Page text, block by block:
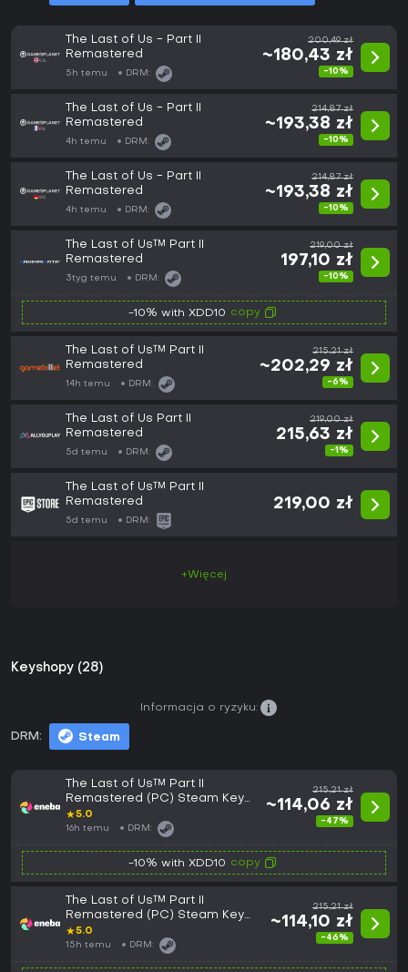
The Last of Us - Part II
Remastered
5h temu DRM:
200,49 zł
~180,43 zł
-10%
The Last of Us - Part II
Remastered
4h temu DRM:
214,87 zł
~193,38 zł
-10%
The Last of Us - Part II
Remastered
4h temu DRM:
214,87 zł
~193,38 zł
-10%
The Last of Us™ Part II
Remastered
3tyg temu DRM:
219,00 zł
197,10 zł
-10%
-10% with XDD10 copy
The Last of Us™ Part II
Remastered
14h temu DRM:
215,21 zł
~202,29 zł
-6%
The Last of Us Part II
Remastered
5d temu DRM:
219,00 zł
215,63 zł
-1%
The Last of Us™ Part II
Remastered
5d temu DRM:
219,00 zł
+Więcej
Keyshopy (28)
DRM: Steam
Informacja o ryzyku:
The Last of Us™ Part II
Remastered (PC) Steam Key
ROW
★5.0
16h temu DRM:
215,21 zł
~114,06 zł
-47%
-10% with XDD10 copy
The Last of Us™ Part II
Remastered (PC) Steam Key
EUROPE
★5.0
15h temu DRM:
215,21 zł
~114,10 zł
-46%